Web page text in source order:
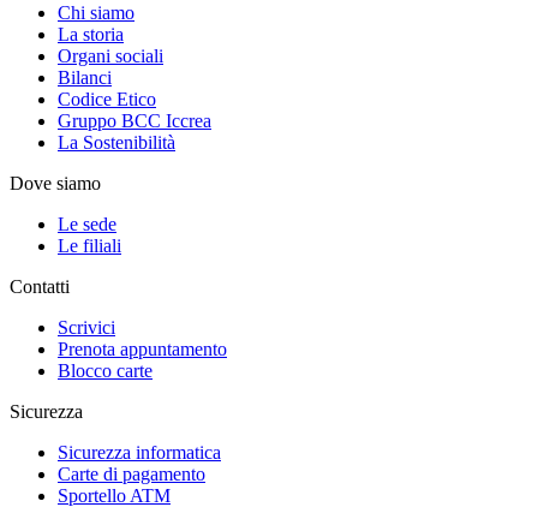
Chi siamo
La storia
Organi sociali
Bilanci
Codice Etico
Gruppo BCC Iccrea
La Sostenibilità
Dove siamo
Le sede
Le filiali
Contatti
Scrivici
Prenota appuntamento
Blocco carte
Sicurezza
Sicurezza informatica
Carte di pagamento
Sportello ATM